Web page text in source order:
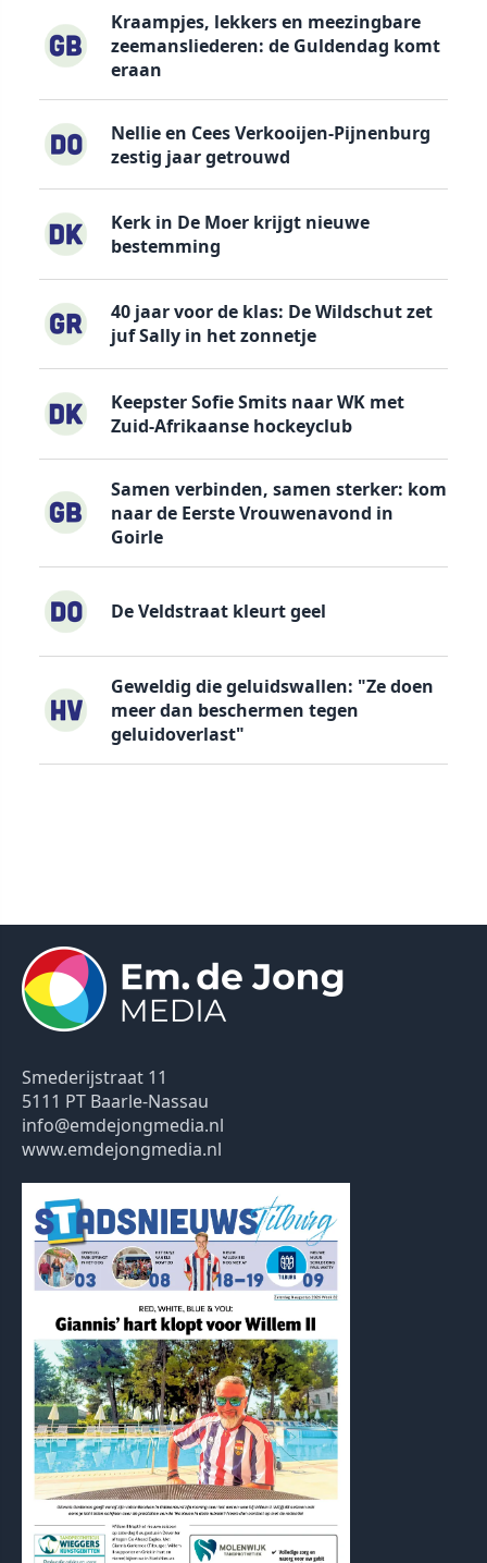
Kraampjes, lekkers en meezingbare
zeemansliederen: de Guldendag komt
eraan
Nellie en Cees Verkooijen-Pijnenburg
zestig jaar getrouwd
Kerk in De Moer krijgt nieuwe
bestemming
40 jaar voor de klas: De Wildschut zet
juf Sally in het zonnetje
Keepster Sofie Smits naar WK met
Zuid-Afrikaanse hockeyclub
Samen verbinden, samen sterker: kom
naar de Eerste Vrouwenavond in
Goirle
De Veldstraat kleurt geel
Geweldig die geluidswallen: "Ze doen
meer dan beschermen tegen
geluidoverlast"
Smederijstraat 11
5111 PT Baarle-Nassau
info@emdejongmedia.nl
www.emdejongmedia.nl